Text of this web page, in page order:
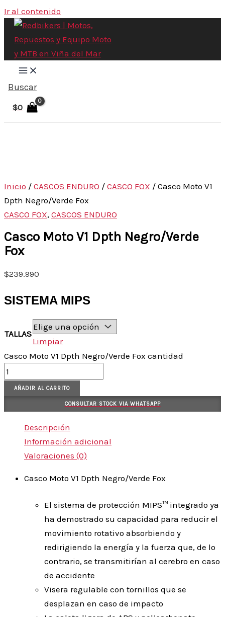
Ir al contenido
Buscar
$0
Inicio / CASCOS ENDURO / CASCO FOX / Casco Moto V1
Dpth Negro/Verde Fox
CASCO FOX, CASCOS ENDURO
Casco Moto V1 Dpth Negro/Verde
Fox
$239.990
SISTEMA MIPS
TALLAS
Limpiar
Casco Moto V1 Dpth Negro/Verde Fox cantidad
AÑADIR AL CARRITO
CONSULTAR STOCK VIA WHATSAPP
Descripción
Información adicional
Valoraciones (0)
Casco Moto V1 Dpth Negro/Verde Fox
El sistema de protección MIPS™ integrado ya
ha demostrado su capacidad para reducir el
movimiento rotativo absorbiendo y
redirigiendo la energía y la fuerza que, de lo
contrario, se transmitirían al cerebro en caso
de accidente
Visera regulable con tornillos que se
desplazan en caso de impacto